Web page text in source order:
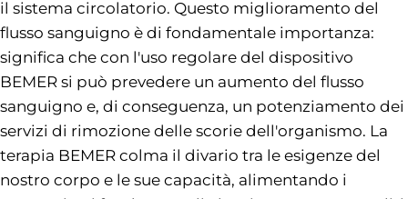
il sistema circolatorio. Questo miglioramento del
flusso sanguigno è di fondamentale importanza:
significa che con l'uso regolare del dispositivo
BEMER si può prevedere un aumento del flusso
sanguigno e, di conseguenza, un potenziamento dei
servizi di rimozione delle scorie dell'organismo. La
terapia BEMER colma il divario tra le esigenze del
nostro corpo e le sue capacità, alimentando i